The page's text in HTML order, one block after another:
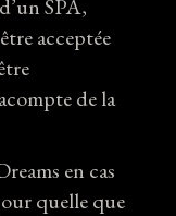
SPA,
acceptée
de la
en cas
quelle que